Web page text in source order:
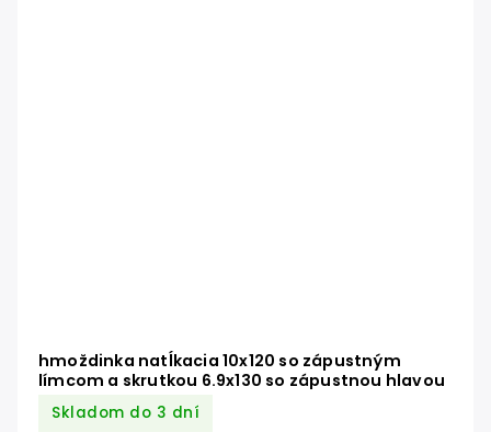
hmoždinka natĺkacia 10x120 so zápustným
límcom a skrutkou 6.9x130 so zápustnou hlavou
Skladom do 3 dní